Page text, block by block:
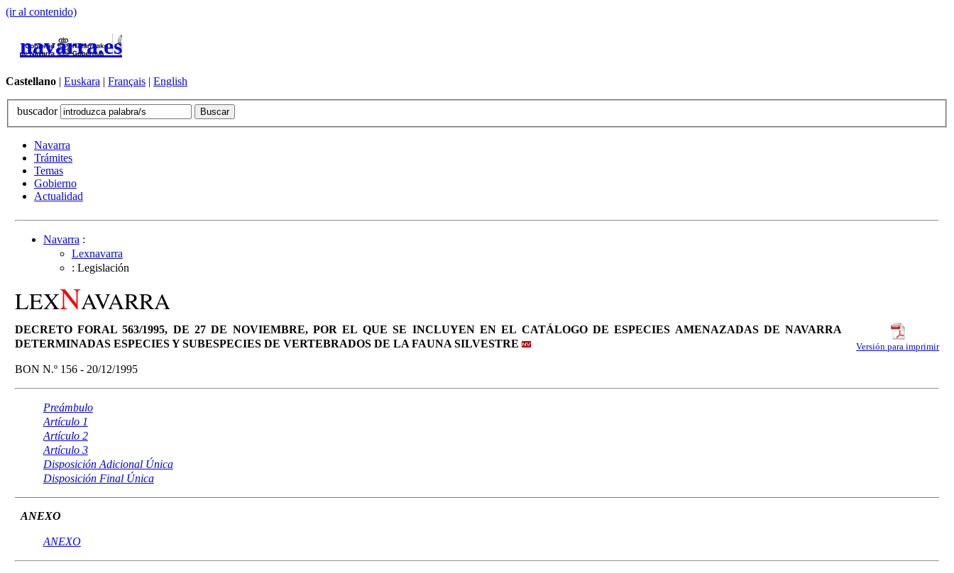
(ir al contenido)
navarra.es
Castellano | Euskara | Français | English
buscador
Navarra
Trámites
Temas
Gobierno
Actualidad
Navarra:
Lexnavarra
: Legislación
LEXNAVARRA
Versión para imprimir
DECRETO FORAL 563/1995, DE 27 DE NOVIEMBRE, POR EL QUE SE INCLUYEN EN EL CATÁLOGO DE ESPECIES AMENAZADAS DE NAVARRA
DETERMINADAS ESPECIES Y SUBESPECIES DE VERTEBRADOS DE LA FAUNA SILVESTRE
BON N.º 156 - 20/12/1995
Preámbulo
Artículo 1
Artículo 2
Artículo 3
Disposición Adicional Única
Disposición Final Única
ANEXO
ANEXO